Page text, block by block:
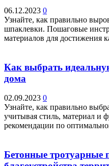
06.12.2023 0
Узнайте, как правильно
шпаклевки. Пошаговые
материалов для достижения
Как выбрать
дома
02.09.2023 0
Узнайте, как правильно
учитывая стиль, материал и
рекомендации по
Бетонные тротуарные